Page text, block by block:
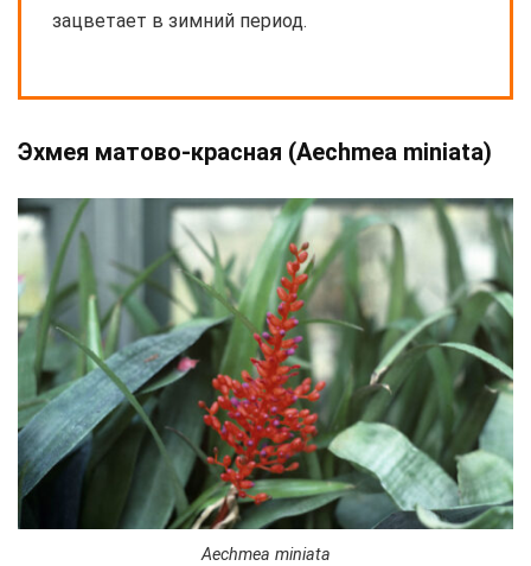
зацветает в зимний период.
Эхмея матово-красная (Aechmea miniata)
Aechmea miniata